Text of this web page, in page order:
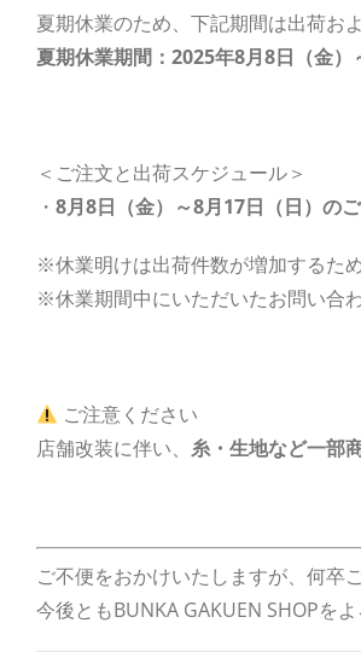
夏期休業のため、下記期間は出荷お
夏期休業期間：2025年8月8日（金）
＜ご注文と出荷スケジュール＞
・ 8月8日（金）～8月17日（日）のご
※休業明けは出荷件数が増加するた
※休業期間中にいただいたお問い合わ
ご注意ください
店舗改装に伴い、 糸・生地など一部
ご不便をおかけいたしますが、何卒
今後ともBUNKA GAKUEN SHOPを